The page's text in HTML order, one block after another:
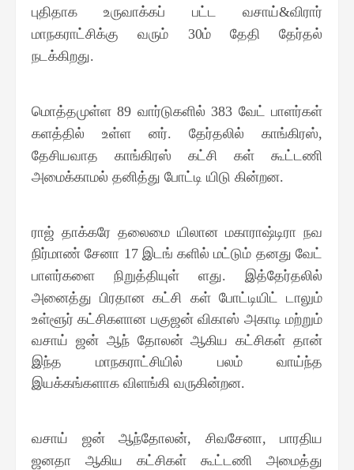
புதிதாக உருவாக்கப் பட்ட வசாய்&விரார்
மாநகராட்சிக்கு வரும்
30ம் தேதி தேர்தல்
நடக்கிறது.
மொத்தமுள்ள89 வார்டுகளில் 383 வேட் பாளர்கள்
களத்தில் உள்ள னர். தேர்தலில் காங்கிரஸ்,
தேசியவாத காங்கிரஸ் கட்சி கள் கூட்டணி
அமைக்காமல் தனித்து போட்டி யிடு கின்றன.
ராஜ் தாக்கரே தலைமை யிலான மகாராஷ்டிரா நவ
நிர்மாண் சேனா 17 இடங் களில் மட்டும் தனது வேட்
பாளர்களை நிறுத்தியுள் ளது. இத்தேர்தலில்
அனைத்து பிரதான கட்சி கள் போட்டியிட் டாலும்
உள்ளூர் கட்சிகளான பகுஜன் விகாஸ் அகாடி மற்றும்
வசாய் ஜன் ஆந் தோலன் ஆகிய கட்சிகள் தான்
இந்த மாநகராட்சியில் பலம் வாய்ந்த
இயக்கங்களாக விளங்கி வருகின்றன.
வசாய் ஜன் ஆந்தோலன், சிவசேனா, பாரதிய
ஜனதா ஆகிய கட்சிகள் கூட்டணி அமைத்து